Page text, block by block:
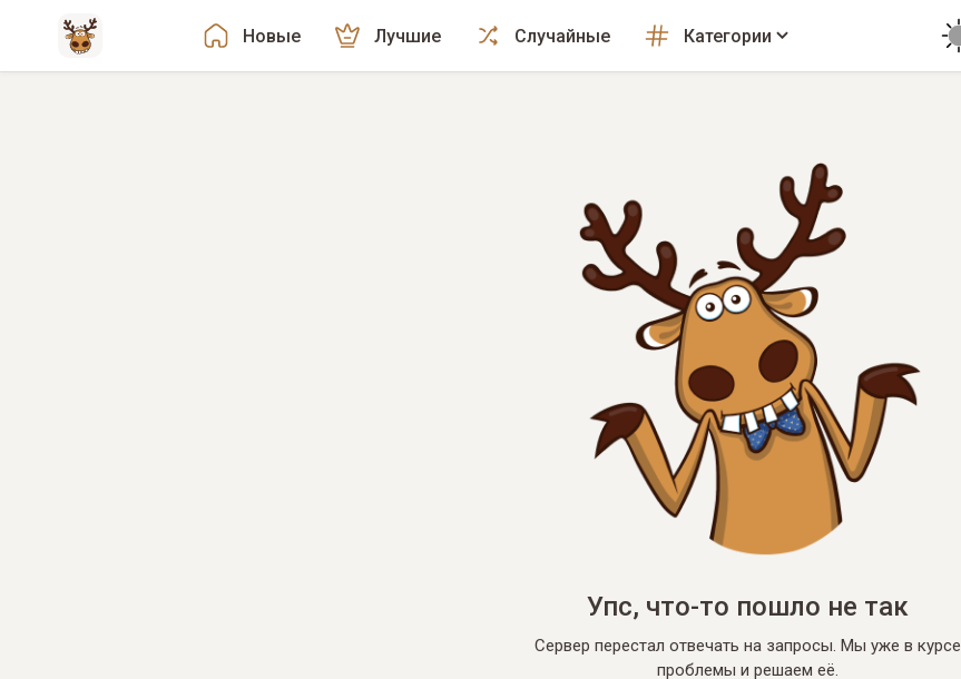
Новые Лучшие Случайные Категории
Упс, что-то пошло не так
Сервер перестал отвечать на запросы. Мы уже в курсе
проблемы и решаем её.